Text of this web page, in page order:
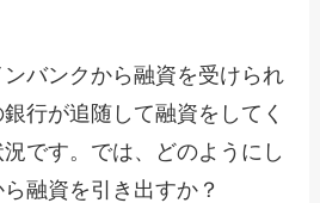
バンクから融資を受けられ
行が追随して融資をしてく
です。では、どのようにし
融資を引き出すか？